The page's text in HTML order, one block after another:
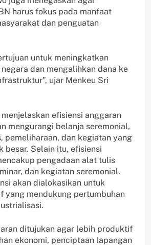
harus fokus pada manfaat
dan penguatan
untuk meningkatkan
dan mengalihkan dana ke
ujar Menkeu Sri
efisiensi anggaran
mengurangi belanja seremonial,
pemeliharaan, dan kegiatan yang
besar. Selain itu, efisiensi
pengadaan alat tulis
dan kegiatan seremonial.
akan dialokasikan untuk
yang mendukung pertumbuhan
ditujukan agar lebih produktif
ekonomi, penciptaan lapangan